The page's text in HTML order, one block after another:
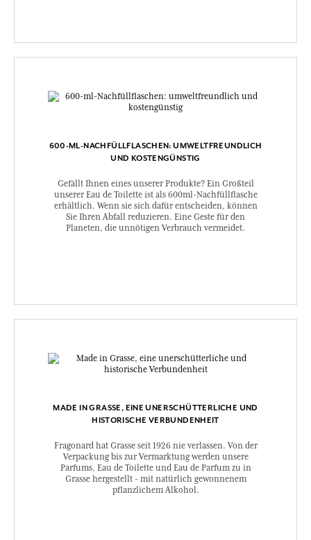
600-ML-NACHFÜLLFLASCHEN: UMWELTFREUNDLICH
UND KOSTENGÜNSTIG
Gefällt Ihnen eines unserer Produkte? Ein Großteil
unserer Eau de Toilette ist als 600ml-Nachfüllflasche
erhältlich. Wenn sie sich dafür entscheiden, können
Sie Ihren Abfall reduzieren. Eine Geste für den
Planeten, die unnötigen Verbrauch vermeidet.
MADE IN GRASSE, EINE UNERSCHÜTTERLICHE UND
HISTORISCHE VERBUNDENHEIT
Fragonard hat Grasse seit 1926 nie verlassen. Von der
Verpackung bis zur Vermarktung werden unsere
Parfums, Eau de Toilette und Eau de Parfum zu in
Grasse hergestellt - mit natürlich gewonnenem
pflanzlichem Alkohol.